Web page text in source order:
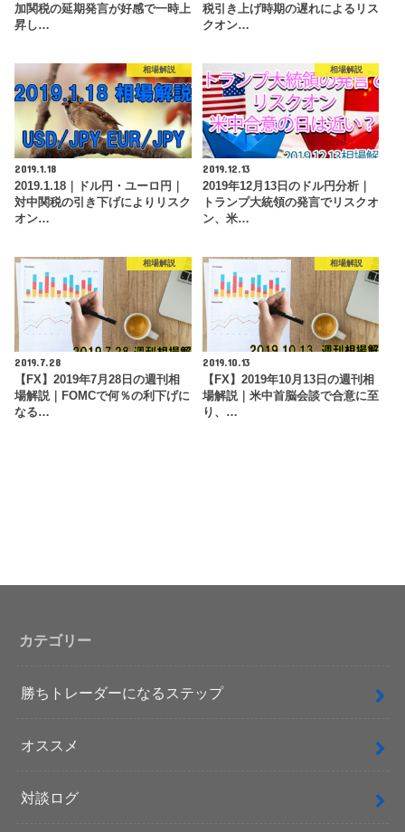
加関税の延期発言が好感で一時上
昇し…
税引き上げ時期の遅れによるリス
クオン…
相場解説
2019.1.18
2019.1.18｜ドル円・ユーロ円｜
対中関税の引き下げによりリスク
オン…
相場解説
2019.12.13
2019年12月13日のドル円分析｜
トランプ大統領の発言でリスクオ
ン、米…
相場解説
2019.7.28
【FX】2019年7月28日の週刊相
場解説｜FOMCで何％の利下げに
なる…
相場解説
2019.10.13
【FX】2019年10月13日の週刊相
場解説｜米中首脳会談で合意に至
り、…
カテゴリー
勝ちトレーダーになるステップ
オススメ
対談ログ